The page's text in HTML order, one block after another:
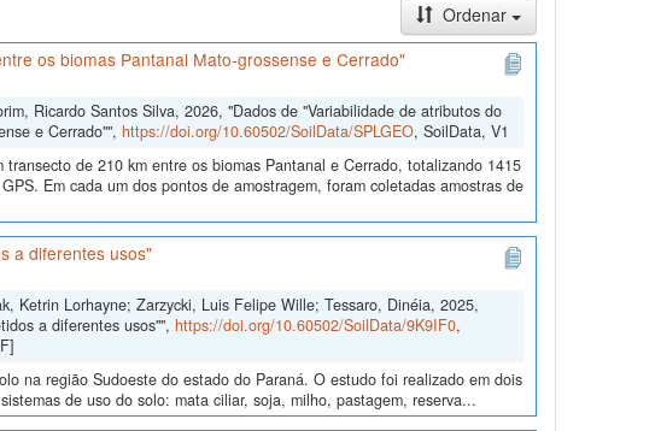
Ordenar
os biomas Pantanal Mato-grossense e Cerrado"
Ricardo Santos Silva, 2026, "Dados de "Variabilidade de atributos do
e Cerrado"", https://doi.org/10.60502/SoilData/SPLGEO, SoilData, V1
de 210 km entre os biomas Pantanal e Cerrado, totalizando 1415
Em cada um dos pontos de amostragem, foram coletadas amostras de
a diferentes usos"
Ketrin Lorhayne; Zarzycki, Luis Felipe Wille; Tessaro, Dinéia, 2025,
a diferentes usos"", https://doi.org/10.60502/SoilData/9K9IF0,
na região Sudoeste do estado do Paraná. O estudo foi realizado em dois
de uso do solo: mata ciliar, soja, milho, pastagem, reserva...